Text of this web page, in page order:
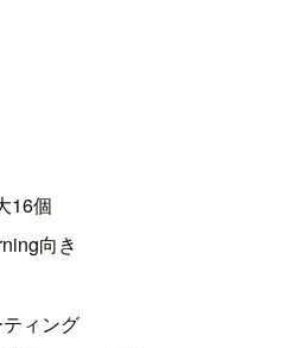
16個
向き
ィング